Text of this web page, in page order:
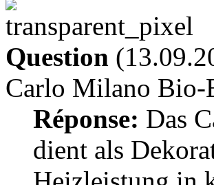
Question
Carlo Milano Bio-
Réponse: Das
dient als